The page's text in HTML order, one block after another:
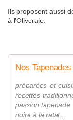
Ils proposent aussi
à l'Oliveraie.
préparées et
recettes
noire à la ratat...